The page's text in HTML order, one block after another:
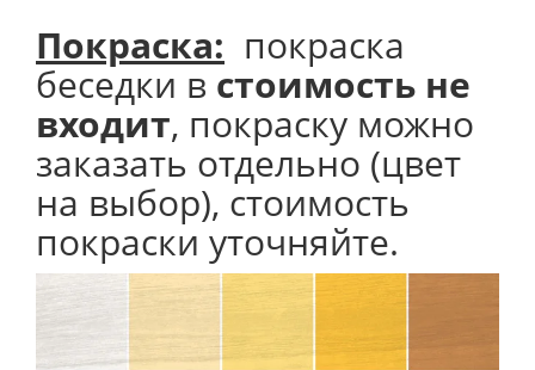
Покраска: покраска
беседки в стоимость не
входит, покраску можно
заказать отдельно (цвет
на выбор), стоимость
покраски уточняйте.